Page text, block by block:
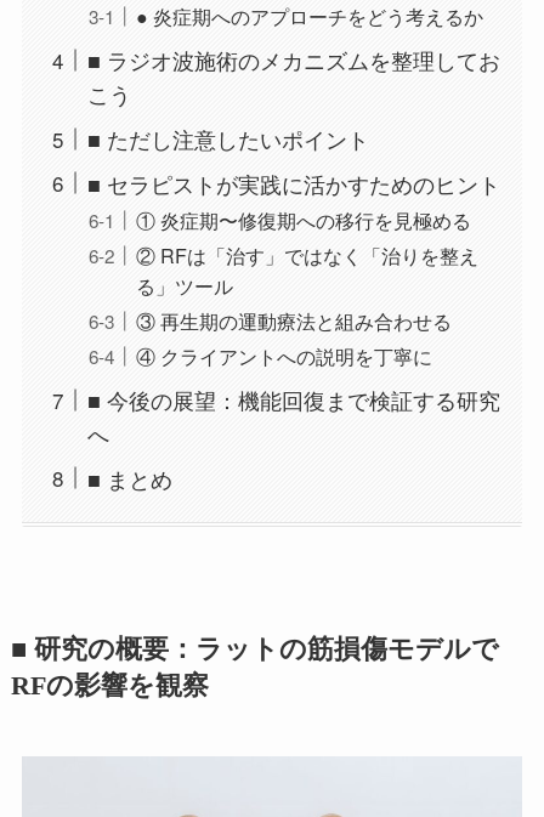
● 炎症期へのアプローチをどう考えるか
■ ラジオ波施術のメカニズムを整理してお
こう
■ ただし注意したいポイント
■ セラピストが実践に活かすためのヒント
① 炎症期〜修復期への移行を見極める
② RFは「治す」ではなく「治りを整え
る」ツール
③ 再生期の運動療法と組み合わせる
④ クライアントへの説明を丁寧に
■ 今後の展望：機能回復まで検証する研究
へ
■ まとめ
■ 研究の概要：ラットの筋損傷モデルで
RFの影響を観察